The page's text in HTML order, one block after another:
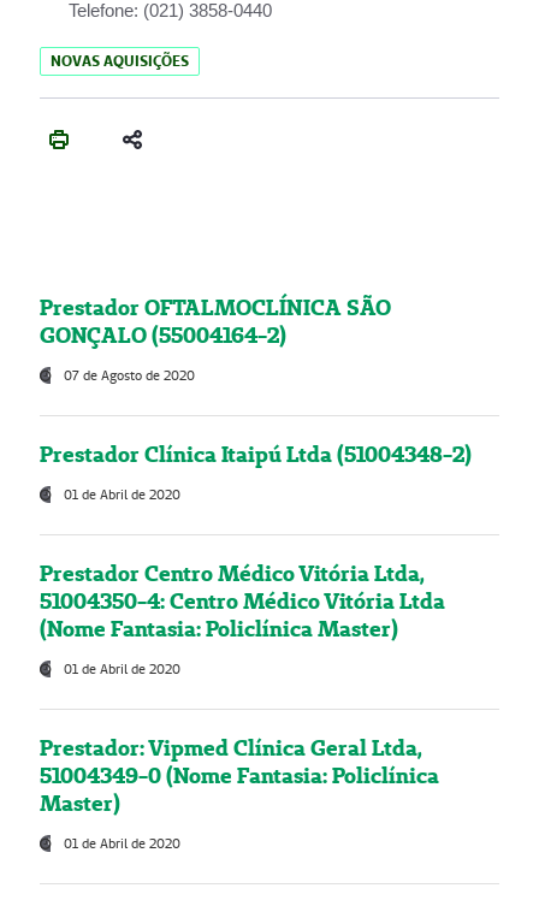
Telefone: (021) 3858-0440
NOVAS AQUISIÇÕES
Prestador OFTALMOCLÍNICA SÃO
GONÇALO (55004164-2)
07 de Agosto de 2020
Prestador Clínica Itaipú Ltda (51004348-2)
01 de Abril de 2020
Prestador Centro Médico Vitória Ltda,
51004350-4: Centro Médico Vitória Ltda
(Nome Fantasia: Policlínica Master)
01 de Abril de 2020
Prestador: Vipmed Clínica Geral Ltda,
51004349-0 (Nome Fantasia: Policlínica
Master)
01 de Abril de 2020